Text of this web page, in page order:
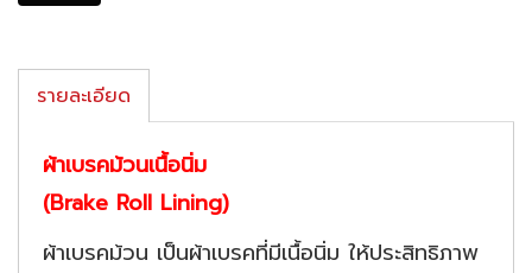
รายละเอียด
ผ้าเบรคม้วนเนื้อนิ่ม
(Brake Roll Lining)
ผ้าเบรคม้วน เป็นผ้าเบรคที่มีเนื้อนิ่ม ให้ประสิทธิภาพ